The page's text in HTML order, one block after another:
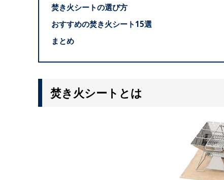
焚き火シートの選び方
おすすめの焚き火シート15選
まとめ
焚き火シートとは